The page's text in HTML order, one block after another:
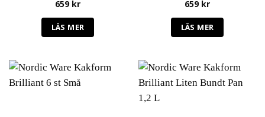
659 kr
LÄS MER
659 kr
LÄS MER